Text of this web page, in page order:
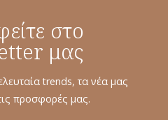
στο
μας
trends, τα νέα μας
προσφορές μας.